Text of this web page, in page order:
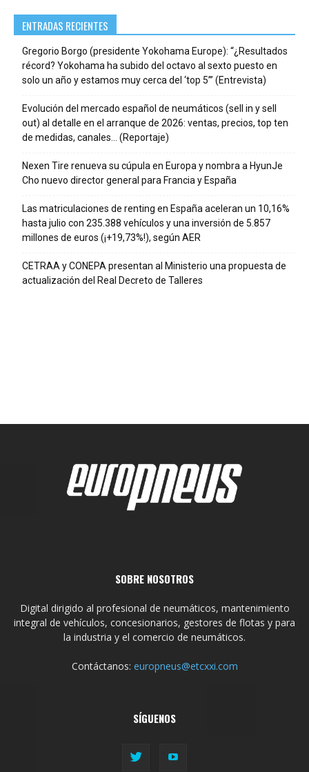
ENTRADAS RECIENTES
Gregorio Borgo (presidente Yokohama Europe): “¿Resultados
récord? Yokohama ha subido del octavo al sexto puesto en
solo un año y estamos muy cerca del ‘top 5’” (Entrevista)
Evolución del mercado español de neumáticos (sell in y sell
out) al detalle en el arranque de 2026: ventas, precios, top ten
de medidas, canales… (Reportaje)
Nexen Tire renueva su cúpula en Europa y nombra a HyunJe
Cho nuevo director general para Francia y España
Las matriculaciones de renting en España aceleran un 10,16%
hasta julio con 235.388 vehículos y una inversión de 5.857
millones de euros (¡+19,73%!), según AER
CETRAA y CONEPA presentan al Ministerio una propuesta de
actualización del Real Decreto de Talleres
SOBRE NOSOTROS
Digital dirigido al profesional de neumáticos, mantenimiento
integral de vehículos, concesionarios, gestores de flotas y para
la industria y el comercio de neumáticos.
Contáctanos: europneus@etcxxi.com
SÍGUENOS